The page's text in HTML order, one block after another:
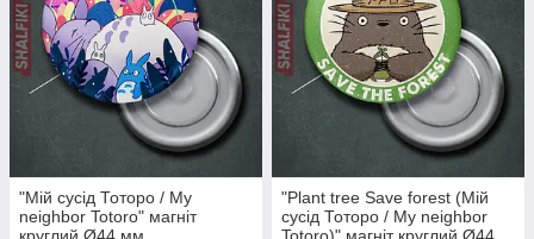
"Мій сусід Тоторо / My
neighbor Totoro" магніт
круглий Ø44 мм
"Plant tree Save forest (Мій
сусід Тоторо / My neighbor
Totoro)" магніт круглий Ø44